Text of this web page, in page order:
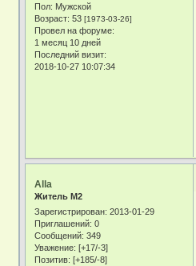
Пол: Мужской
Возраст: 53[1973-03-26]
Провел на форуме:
1 месяц 10 дней
Последний визит:
2018-10-27 10:07:34
Alla
Житель М2
Зарегистрирован: 2013-01-29
Приглашений: 0
Сообщений: 349
Уважение: [+17/-3]
Позитив: [+185/-8]